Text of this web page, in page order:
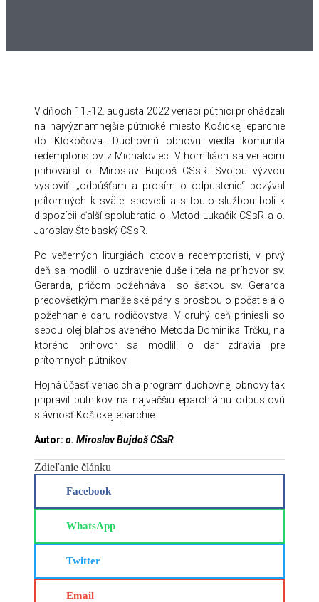
V dňoch 11.-12. augusta 2022 veriaci pútnici prichádzali
na najvýznamnejšie pútnické miesto Košickej eparchie
do Klokočova. Duchovnú obnovu viedla komunita
redemptoristov z Michaloviec. V homíliách sa veriacim
prihováral o. Miroslav Bujdoš CSsR. Svojou výzvou
vysloviť: „odpúšťam a prosím o odpustenie“ pozýval
prítomných k svätej spovedi a s touto službou boli k
dispozícii ďalší spolubratia o. Metod Lukačik CSsR a o.
Jaroslav Štelbaský CSsR.
Po večerných liturgiách otcovia redemptoristi, v prvý
deň sa modlili o uzdravenie duše i tela na príhovor sv.
Gerarda, pričom požehnávali so šatkou sv. Gerarda
predovšetkým manželské páry s prosbou o počatie a o
požehnanie daru rodičovstva. V druhý deň priniesli so
sebou olej blahoslaveného Metoda Dominika Trčku, na
ktorého príhovor sa modlili o dar zdravia pre
prítomných pútnikov.
Hojná účasť veriacich a program duchovnej obnovy tak
pripravil pútnikov na najväčšiu eparchiálnu odpustovú
slávnosť Košickej eparchie.
Autor: o. Miroslav Bujdoš CSsR
Zdieľanie článku
Facebook
WhatsApp
Twitter
Email